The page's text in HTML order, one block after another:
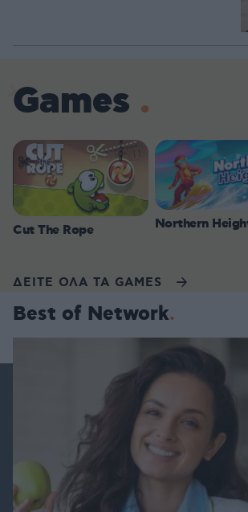
Games
Cut The Rope Northern
ΔΕΙΤΕ ΟΛΑ ΤΑ GAMES
Best of Network